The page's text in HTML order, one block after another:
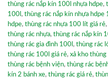
thùng rác nắp kín 100l nhựa hdpe,
100l , thùng rác nắp kín nhựa hdpe
hdpe, thùng rác nhựa 100 lít giá rẻ,
thùng rác nhựa, thùng rác nắp kín
thùng rác gia đình 100l , thùng rác
thùng rác 100l giá rẻ, xả kho thùng
thùng rác bệnh viện, thùng rác
kín 2 bánh xe, thùng rác giá rẻ,